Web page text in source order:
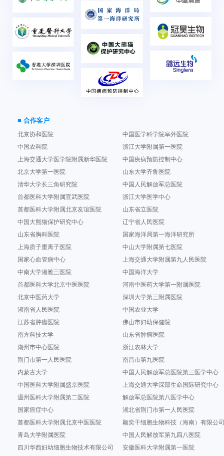
■ 合作客户
北京协和医院
中国医学科学院阜外医院
中国农科院
浙江大学附属第一医院
上海交通大学医学院附属新华医院
中国疾病预防控制中心
北京大学第一医院
山东大学齐鲁医院
清华大学长三角研究院
中国人民解放军总医院
首都医科大学附属宣武医院
浙江大学医学中心
首都医科大学附属北京友谊医院
山东省立医院
中国大熊猫保护研究中心
辽宁省人民医院
山东省胸科医院
国家海洋局第一海洋研究所
上海质子重离子医院
中山大学附属第七医院
国家心血管病中心
上海交通大学附属第九人民医院
中南大学湘雅三医院
中国海洋大学
首都医科大学北京中医医院
河南中医药大学第一附属医院
北京中医药大学
深圳大学第三附属医院
湖南省人民医院
中国农业大学
江苏省肿瘤医院
佛山市妇幼保健院
南方科技大学
山东省肿瘤医院
湖州市中心医院
浙江农林大学
荆门市第一人民医院
南昌市第九医院
内蒙古大学
中国人民解放军总医院第三医学中心
中国医科大学附属盛京医院
上海交通大学深部生命国际研究中心
温州医科大学附属第二医院
解放军总医院第八医学中心
国家癌症中心
湖北省荆门市第一人民医院
首都医科大学附属北京中医医院
颖奕干细胞生物科技（海南）有限公
青岛大学附属医院
中国人民解放军第九四八医院
四川华西妇幼细胞生物技术有限公司
安徽医科大学附属第一医院